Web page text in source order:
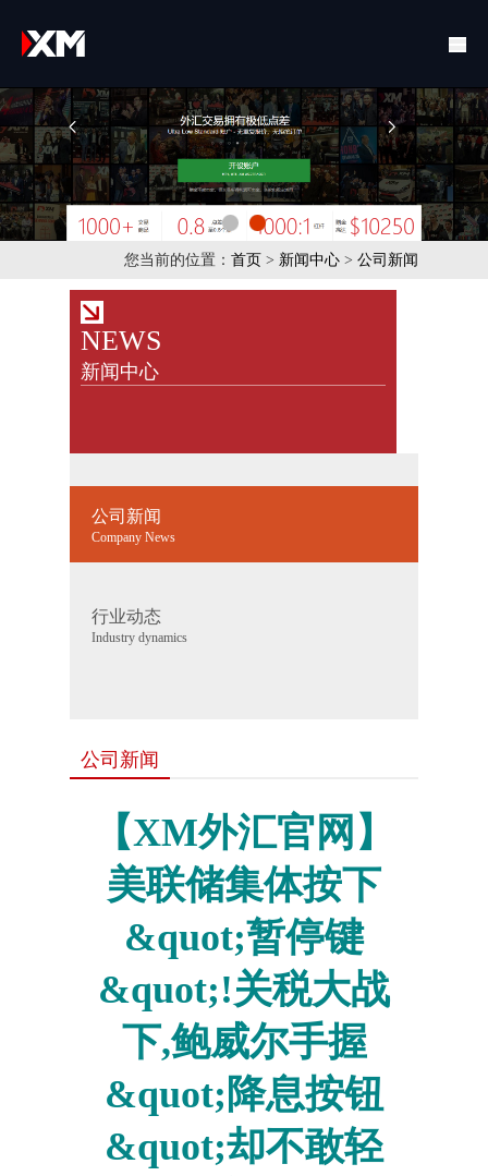
您当前的位置： 首页 > 新闻中心 > 公司新闻
NEWS
新闻中心
公司新闻
Company News
行业动态
Industry dynamics
公司新闻
【XM外汇官网】
美联储集体按下
&quot;暂停键
&quot;!关税大战
下,鲍威尔手握
&quot;降息按钮
&quot;却不敢轻